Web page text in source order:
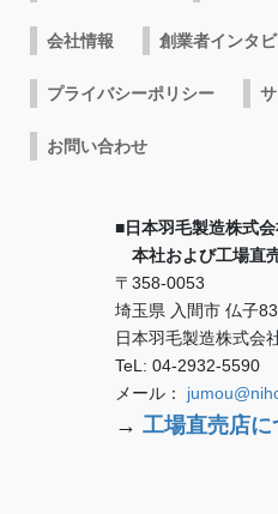
会社情報 創業者インタ
プライバシーポリシー
お問い合わせ
■日本羽毛製造株式会
本社および工場直
〒358-0053
埼玉県 入間市 仏子
日本羽毛製造株式会
TeL: 04-2932-5590
メール：
→ 工場直売店に